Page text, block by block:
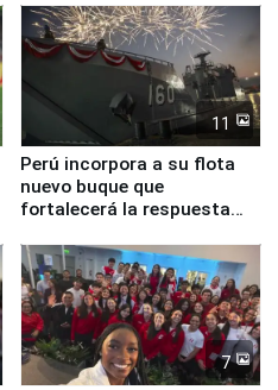
11
Perú incorpora a su flota
nuevo buque que
fortalecerá la respuesta
7